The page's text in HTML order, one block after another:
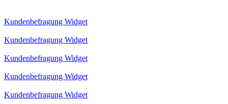
Kundenbefragung Widget
Kundenbefragung Widget
Kundenbefragung Widget
Kundenbefragung Widget
Kundenbefragung Widget